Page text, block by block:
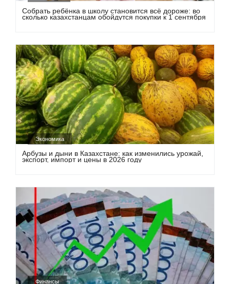
Собрать ребёнка в школу становится всё дороже: во
сколько казахстанцам обойдутся покупки к 1 сентября
Экономика
Арбузы и дыни в Казахстане: как изменились урожай,
экспорт, импорт и цены в 2026 году
Финансы